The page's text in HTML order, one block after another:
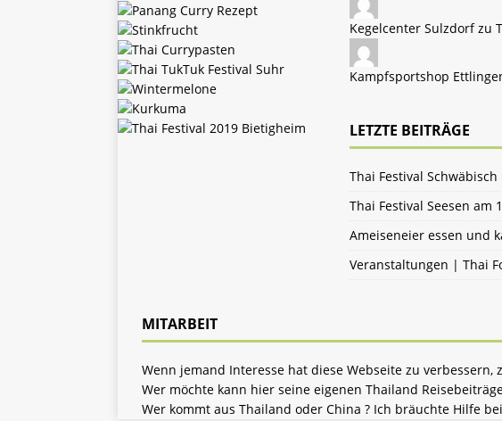
Kegelcenter Sulzdorf zu
Kampfsportshop
LETZTE BEITRÄGE
Thai Festival Schwäbisch
Thai Festival Seesen am
Ameiseneier essen und
Veranstaltungen | Thai
MITARBEIT
Wenn jemand Interesse hat diese Webseite zu
Wer möchte kann hier seine eigenen Thailand
Wer kommt aus Thailand oder China ? Ich bräuchte Hilfe